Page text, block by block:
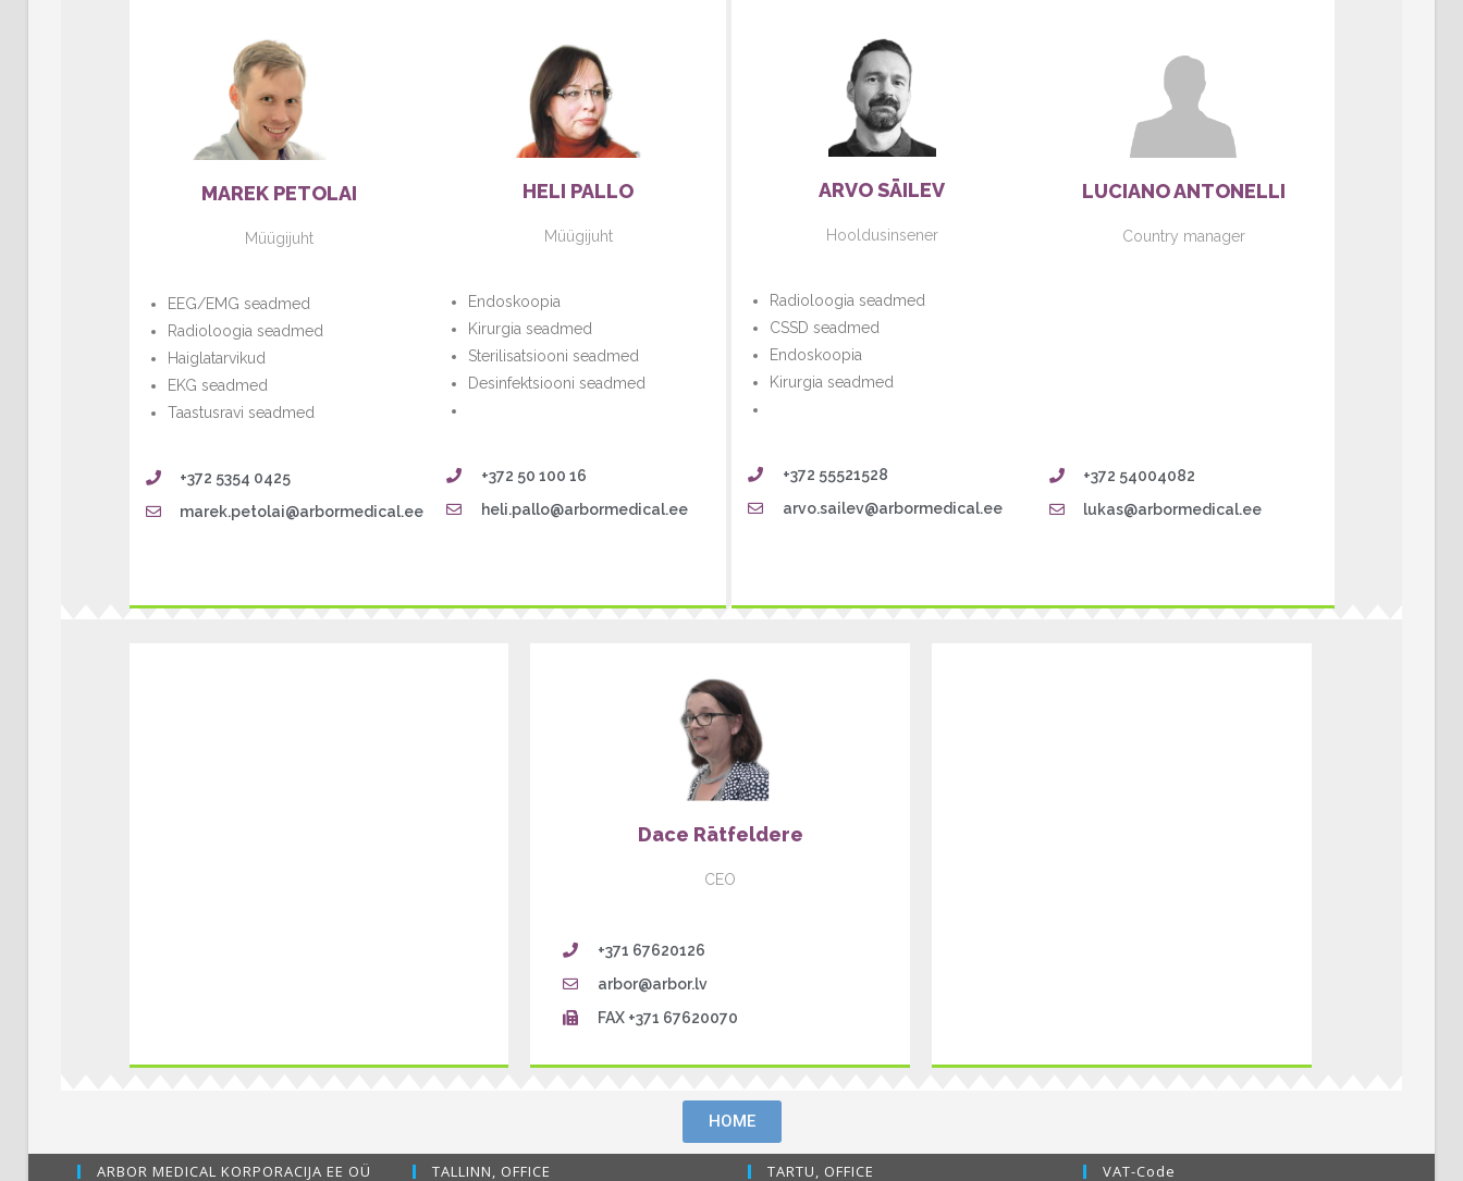
MAREK PETOLAI
Müügijuht
EEG/EMG seadmed
Radioloogia seadmed
Haiglatarvikud
EKG seadmed
Taastusravi seadmed
+372 5354 0425
marek.petolai@arbormedical.ee
HELI PALLO
Müügijuht
Endoskoopia
Kirurgia seadmed
Sterilisatsiooni seadmed
Desinfektsiooni seadmed
+372 50 100 16
heli.pallo@arbormedical.ee
ARVO SÄILEV
Hooldusinsener
Radioloogia seadmed
CSSD seadmed
Endoskoopia
Kirurgia seadmed
+372 55521528
arvo.sailev@arbormedical.ee
LUCIANO ANTONELLI
Country manager
+372 54004082
lukas@arbormedical.ee
Dace Rātfeldere
CEO
+371 67620126
arbor@arbor.lv
FAX +371 67620070
HOME
ARBOR MEDICAL KORPORACIJA EE OÜ TALLINN, OFFICE TARTU, OFFICE VAT-Code